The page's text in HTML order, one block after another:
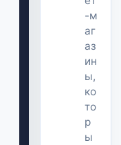
-м
аг
аз
ин
ы,
ко
то
р
ы